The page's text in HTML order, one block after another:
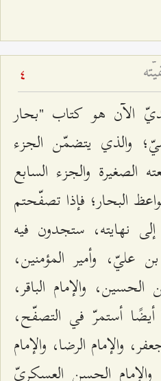
4
الآن هو كتاب "بحار
والذي يتضمّن الجزء
الصغيرة والجزء السابع
البحار؛ فإذا تصفّحتم
نهايته، ستجدون فيه
عليّ، وأمير المؤمنين،
والإمام الباقر،
أيضًا أستمرّ في التصفّح،
والإمام الرضا، والإمام
والإمام الحسن العسكريّ